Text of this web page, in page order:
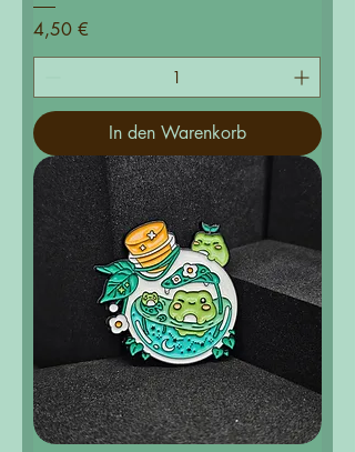
Preis
4,50 €
In den Warenkorb